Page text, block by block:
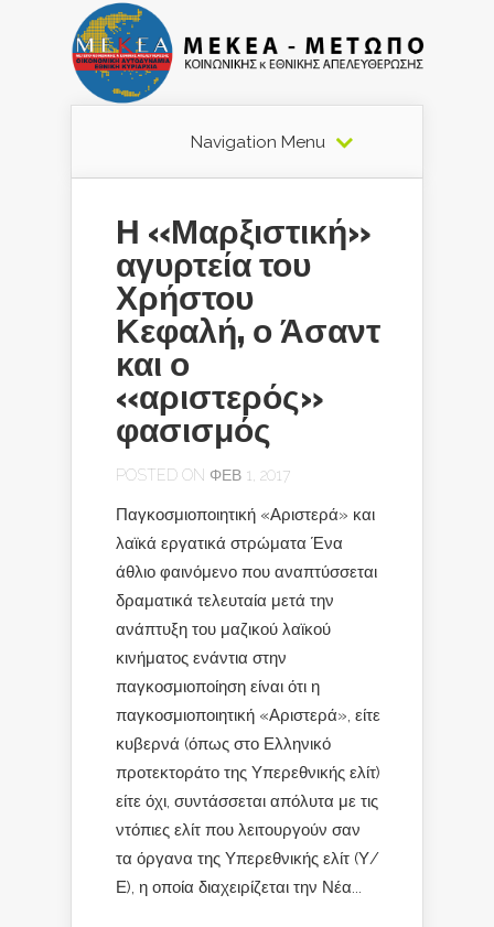
Navigation Menu
Η «Μαρξιστική»
αγυρτεία του
Χρήστου
Κεφαλή, ο Άσαντ
και ο
«αριστερός»
φασισμός
POSTED ON ΦΕΒ 1, 2017
Παγκοσμιοποιητική «Αριστερά» και
λαϊκά εργατικά στρώματα Ένα
άθλιο φαινόμενο που αναπτύσσεται
δραματικά τελευταία μετά την
ανάπτυξη του μαζικού λαϊκού
κινήματος ενάντια στην
παγκοσμιοποίηση είναι ότι η
παγκοσμιοποιητική «Αριστερά», είτε
κυβερνά (όπως στο Ελληνικό
προτεκτοράτο της Υπερεθνικής ελίτ)
είτε όχι, συντάσσεται απόλυτα με τις
ντόπιες ελίτ που λειτουργούν σαν
τα όργανα της Υπερεθνικής ελίτ (Υ/
Ε), η οποία διαχειρίζεται την Νέα...